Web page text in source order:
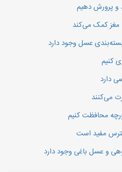
و پرورش دهیم
مغز کمک می‌کند
عسل وجود دارد
کنیم
دارد
می‌کنند
محافظت کنیم
مفید است
و عسل باغی وجود دارد